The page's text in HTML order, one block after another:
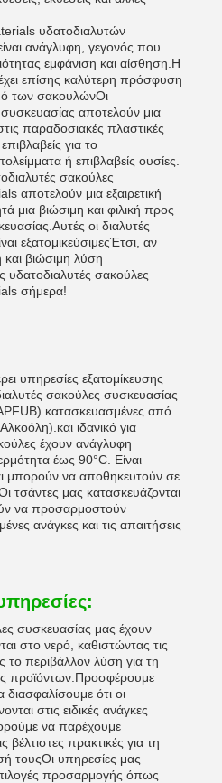
υδατοδιαλυτών
ανάγλυφη, γεγονός που
εμφάνιση και αίσθηση.Η
επίσης καλύτερη πρόσφυση
των σακουλώνΟι
αποτελούν μια
παραδοσιακές πλαστικές
για το
ή επιβλαβείς ουσίες.
σακούλες
αποτελούν μια εξαιρετική
μια βιώσιμη και φιλική προς
οι διαλυτές
εξατομικεύσιμεςΈτσι, αν
και βιώσιμη λύση
υδατοδιαλυτές σακούλες
σήμερα!
υπηρεσίες εξατομίκευσης
σακούλες συσκευασίας
κατασκευασμένες από
ιδανικό για
έχουν ανάγλυφη
έως 90°C. Είναι
μπορούν να αποθηκευτούν σε
τσάντες μας κατασκευάζονται
να προσαρμοστούν
ανάγκες και τις απαιτήσεις
συσκευασίας μας έχουν
στο νερό, καθιστώντας τις
το περιβάλλον λύση για τη
προϊόντων.Προσφέρουμε
διασφαλίσουμε ότι οι
στις ειδικές ανάγκες
να παρέχουμε
βέλτιστες πρακτικές για τη
τουςΟι υπηρεσίες μας
προσαρμογής όπως